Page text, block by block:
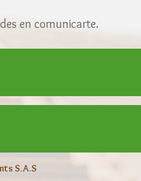
en comunicarte.
S.A.S